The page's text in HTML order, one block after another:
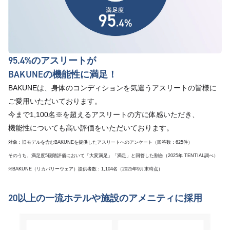
95.4%のアスリートが
BAKUNEの機能性に満足！
BAKUNEは、身体のコンディションを気遣うアスリートの皆様に
ご愛用いただいております。
今まで1,100名※を超えるアスリートの方に体感いただき、
機能性についても高い評価をいただいております。
対象：旧モデルを含むBAKUNEを提供したアスリートへのアンケート（回答数：625件）
そのうち、満足度5段階評価において「大変満足」「満足」と回答した割合（2025年 TENTIAL調べ）
※BAKUNE（リカバリーウェア）提供者数：1,104名（2025年9月末時点）
20以上の一流ホテルや施設のアメニティに採用